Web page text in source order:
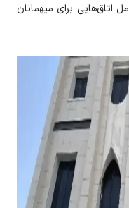
اتاق‌هایی برای میهمانان